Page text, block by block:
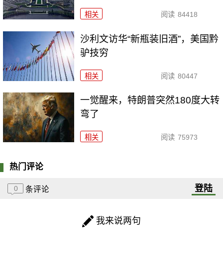
相关 阅读 84418
沙利文访华“新瓶装旧酒”，美国黔
驴技穷
相关 阅读 80447
一觉醒来，特朗普突然180度大转
弯了
相关 阅读 75973
热门评论
0 条评论 登陆
我来说两句